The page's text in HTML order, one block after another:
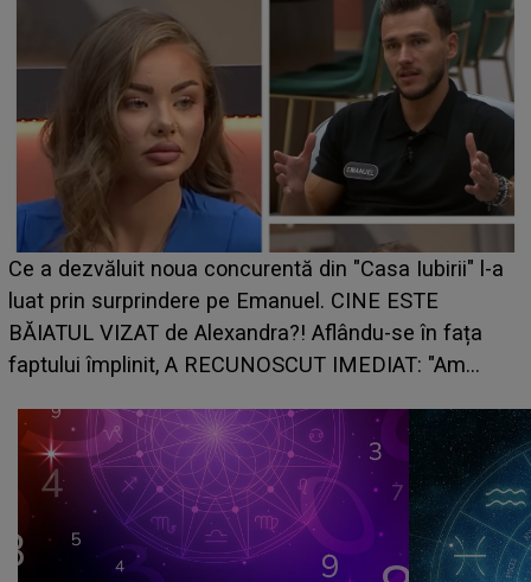
din "Casa Iubirii" l-a
CINE ESTE
Aflându-se în fața
IMEDIAT: "Am
HOROSCOP de weekend, 8-9
care riscă să rămână fără
grabă îi aduce pierderi
planurile peste cap